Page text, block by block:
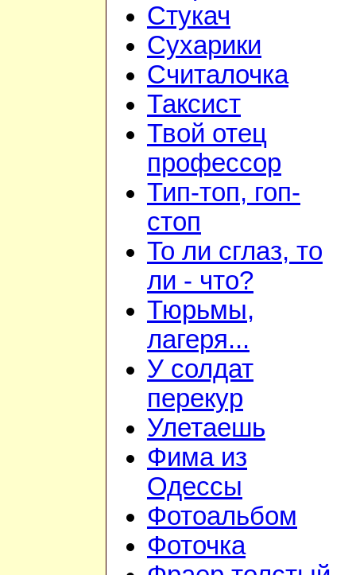
Стукач
Сухарики
Считалочка
Таксист
Твой отец
профессор
Тип-топ, гоп-
стоп
То ли сглаз, то
ли - что?
Тюрьмы,
лагеря...
У солдат
перекур
Улетаешь
Фима из
Одессы
Фотоальбом
Фоточка